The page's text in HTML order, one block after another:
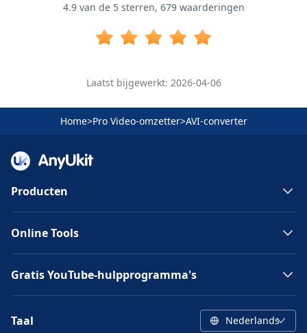
4.9 van de 5 sterren, 679 waarderingen
Laatst bijgewerkt: 2026-04-06
Home>Pro Video-omzetter>AVI-converter
Producten
Online Tools
Gratis YouTube-hulpprogramma's
Taal Nederlands